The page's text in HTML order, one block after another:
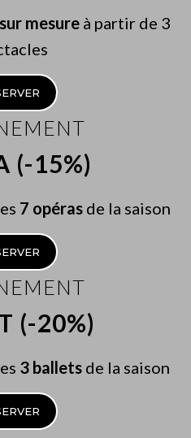
sur mesureà partir de 3
(-15%)
7 opérasde la saison
(-20%)
3 ballets de la saison